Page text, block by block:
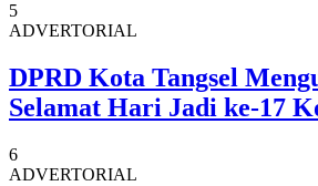
5
ADVERTORIAL
DPRD Kota Tangsel
Selamat Hari Jadi ke-17
6
ADVERTORIAL